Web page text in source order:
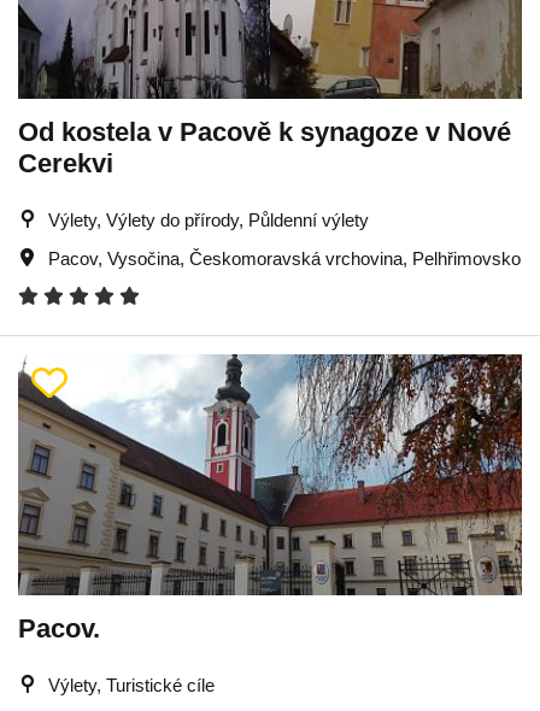
Od kostela v Pacově k synagoze v Nové
Cerekvi
Výlety, Výlety do přírody, Půldenní výlety
Pacov, Vysočina, Českomoravská vrchovina, Pelhřimovsko
Pacov.
Výlety, Turistické cíle